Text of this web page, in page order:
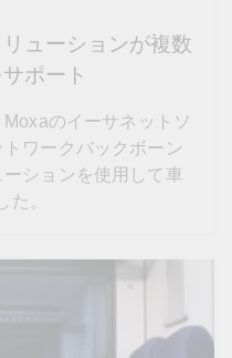
ューションが複数
ポート
のイーサネットソ
ワークバックボーン
ションを使用して車
。